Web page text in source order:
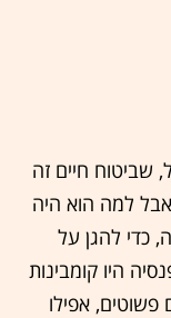
שביטוח חיים זה
אבל למה הוא היה
כדי להגן על
היו קומבינות
אפילו